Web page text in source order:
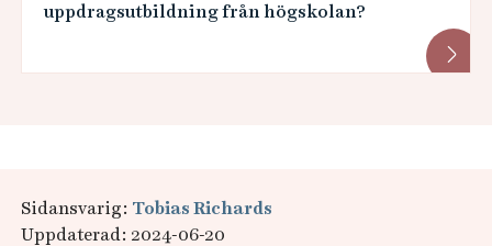
uppdragsutbildning från högskolan?
Sidansvarig: Tobias Richards
Uppdaterad: 2024-06-20